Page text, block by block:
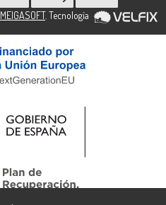
MEIGASOFT. Tecnología